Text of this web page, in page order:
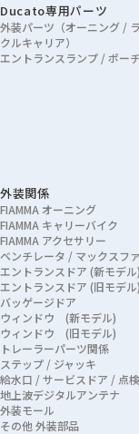
Ducato専用パーツ
外装パーツ（オーニング /
クルキャリア）
エントランスランプ / ポー
外装関係
FIAMMA オーニング
FIAMMA キャリーバイク
FIAMMA アクセサリー
ベンチレータ / マックスフ
エントランスドア (新モデル)
エントランスドア (旧モデル)
バッゲージドア
ウィンドウ (新モデル)
ウィンドウ (旧モデル)
トレーラーパーツ関係
ステップ / ジャッキ
給水口 / サービスドア / 点
地上波デジタルアンテナ
外装モール
その他 外装部品